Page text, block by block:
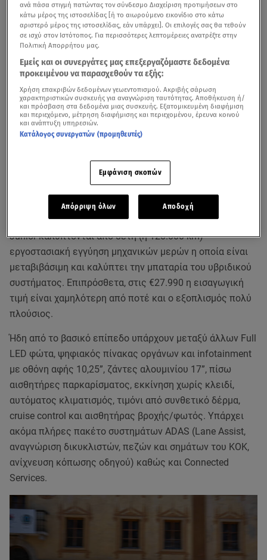
Η ανανεωμένη γκάμα της Alfa Romeo Junior
παράλληλα τις επιλογές του, καθιστώντας το ιταλικό B-
SUV ακόμα πιο ανταγωνιστικό στην κατηγορία.Όλες οι
Junior καλύπτονται από 8ετή (ή 120.000 km)
εργοστασιακή εγγύηση μηχανικών μερών η οποία είναι
μεταβιβάσιμη και καλύπτει την μπαταρία του υβριδικού
συστήματος. Επιπρόσθετα, στις €27.990 η εισαγωγική
τιμή είναι χαμηλότερη από ποτέ και ο εξοπλισμός πολύ
πλούσιος.
Ήδη από το βασικό επίπεδο υπάρχουν μεταξύ άλλων Full
LED φώτα, ψηφιακός πίνακας οργάνων και infotainment
με οθόνη αφής 10,25”, ζάντες αλουμινίου 17”, πίσω
αισθητήρες παρκαρίσματος, εκκίνηση χωρίς κλειδί,
αυτόματος κλιματισμός, τιμόνι από συνθετικό δέρμα,
cruise control και αισθητήρας βροχής/φωτός. Υπάρχει
ακόμα πλήρες πακέτο συστημάτων ADAS (Lane Assist,
αναγνώριση δικυκλιστών, πεζών και σημάτων του ΚΟΚ,
ανίχνευση κόπωσης οδηγού) καθώς και Connected
Services.
ανά πάσα στιγμή πατώντας τον σύνδεσμο Διαχείριση προτιμήσεων στο
κάτω μέρος της ιστοσελίδας [ή το αιωρούμενο εικονίδιο στο κάτω
αριστερό μέρος της ιστοσελίδας, εάν υπάρχει]. Οι επιλογές σας θα τεθούν
σε ισχύ στον Ιστότοπος. Για περισσότερες λεπτομέρειες ανατρέξτε στην
Πολιτική Απορρήτου μας.
Εμείς και οι συνεργάτες μας επεξεργαζόμαστε δεδομένα
προκειμένου να παρασχεθούν τα εξής:
Χρήση επακριβών δεδομένων γεωεντοπισμού. Ακριβής σάρωση
χαρακτηριστικών συσκευής για αναγνώριση ταυτότητας. Αποθήκευση ή/
και πρόσβαση στα δεδομένα μιας συσκευής. Εξατομικευμένη διαφήμιση
και περιεχόμενο, μέτρηση διαφήμισης και περιεχομένου, έρευνα κοινού
και ανάπτυξη υπηρεσιών.
Κατάλογος συνεργατών (προμηθευτές)
Εμφάνιση σκοπών
Απόρριψη όλων Αποδοχή